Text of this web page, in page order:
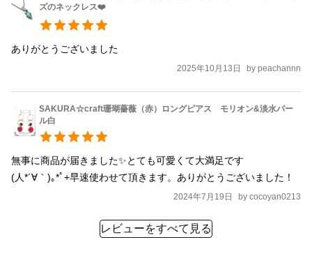
ズのネックレス❤️
ありがとうございました
2025年10月13日 by peachannn
SAKURA☆craft珊瑚薔薇（赤）ロングピアス モリオン&淡水パー
ル白
無事に商品が届きました✨とても可愛くて大満足です
(⁠人⁠*⁠´⁠∀⁠｀⁠)⁠｡⁠*ﾟ⁠+早速使わせて頂きます。ありがとうございました！
2024年7月19日 by cocoyan0213
レビューをすべて見る